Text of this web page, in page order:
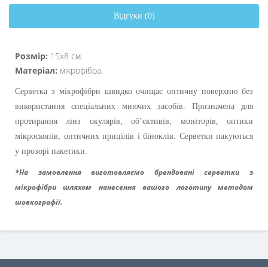
Відгуки (0)
Розмір: 15х8 см.
Матеріал: мікрофібра.
Серветка з мікрофібри швидко очищає оптичну поверхню без
використання спеціальних миючих засобів. Призначена для
протирання лінз окулярів, об’єктивів, моніторів, оптики
мікроскопів, оптичних прицілів і біноклів. Серветки пакуються
у прозорі пакетики.
*На замовлення виготовляємо брендовані серветки з
мікрофібри шляхом нанесення вашого логотипу методом
шовкографії.